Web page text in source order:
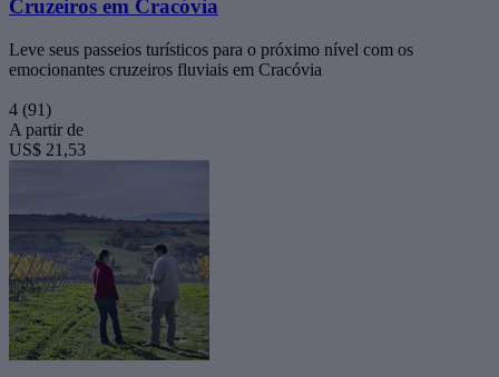
Cruzeiros em Cracóvia
Leve seus passeios turísticos para o próximo nível com os
emocionantes cruzeiros fluviais em Cracóvia
4 (91)
A partir de
US$ 21,53